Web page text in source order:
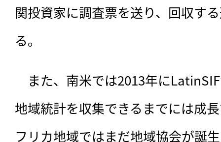
関投資家に調査票を送り、回収す
る。
また、南米では2013年に
地域統計を収集できるまでには成
フリカ地域ではまだ地域協会が誕